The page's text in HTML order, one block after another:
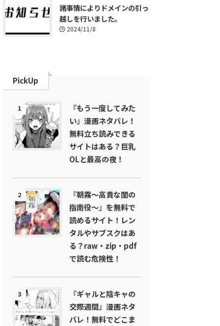
諸事情によりドメインの引っ
越しを行いました。
2024/11/8
PickUp
1
『もう一度してみた
い』漫画ネタバレ！
無料立ち読みできる
サイトはある？巨乳
OLと最高の夜！
2
『朝霧～高貴な閨の
指南役～』を無料で
読めるサイト！レン
タルやサブスクはあ
る？raw・zip・pdf
で読む危険性！
3
『ギャルと陰キャの
交際週間』漫画ネタ
バレ！無料でどこま